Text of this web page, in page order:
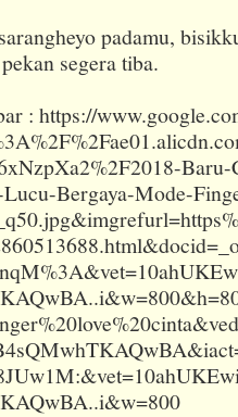
padamu,
segera tiba.
: https://
Bergaya-Mode-